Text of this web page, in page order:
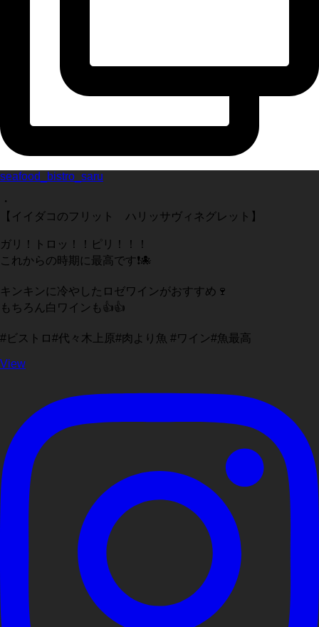
seafood_bistro_saru
・
【イイダコのフリット ハリッサヴィネグレット】
ガリ！トロッ！！ピリ！！！
これからの時期に最高です❗️🐙
キンキンに冷やしたロゼワインがおすすめ🍷
もちろん白ワインも👍👍
#ビストロ#代々木上原#肉より魚 #ワイン#魚最高
View